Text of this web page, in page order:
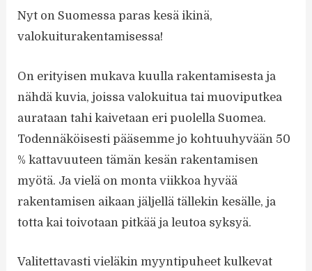
Nyt on Suomessa paras kesä ikinä,
valokuiturakentamisessa!
On erityisen mukava kuulla rakentamisesta ja
nähdä kuvia, joissa valokuitua tai muoviputkea
aurataan tahi kaivetaan eri puolella Suomea.
Todennäköisesti pääsemme jo kohtuuhyvään 50
% kattavuuteen tämän kesän rakentamisen
myötä. Ja vielä on monta viikkoa hyvää
rakentamisen aikaan jäljellä tällekin kesälle, ja
totta kai toivotaan pitkää ja leutoa syksyä.
Valitettavasti vieläkin myyntipuheet kulkevat